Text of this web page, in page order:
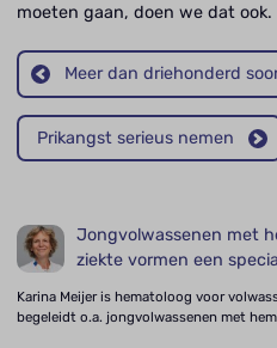
moeten gaan, doen we dat ook.
Meer dan driehonderd
Prikangst serieus nemen
Jongvolwassenen met
ziekte vormen een
Karina Meijer is hematoloog voor
begeleidt o.a. jongvolwassenen met